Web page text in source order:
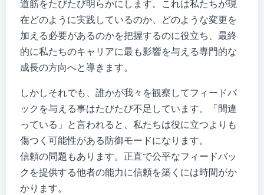
道筋をたびたび明らかにします。これは私たちが現
在どのように実践しているのか、どのような変更を
加える必要があるのか​​を把握するのに役立ち、最終
的に私たちのキャリアに最も影響を与える専門的な
成長の方向へと導きます。
しかしそれでも、誰かが我々を観察してフィードバ
ックを与える事はたびたび不足しています。「間違
っている」と言われると、私たちは役に立つよりも
傷つく可能性がある防御モードになります。
信頼の問題もあります。正直で公平なフィードバッ
クを提供する他者の能力に信頼を築くには時間がか
かります。